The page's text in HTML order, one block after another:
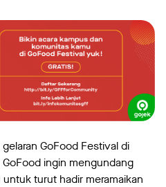
GoFood Festival di
ingin mengundang
turut hadir meramaikan